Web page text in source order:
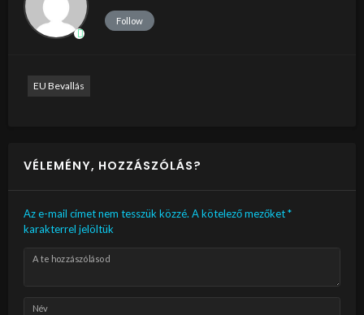
Follow
EU Bevallás
VÉLEMÉNY, HOZZÁSZÓLÁS?
Az e-mail címet nem tesszük közzé. A kötelező mezőket*
karakterrel jelöltük
A te hozzászólásod
Név